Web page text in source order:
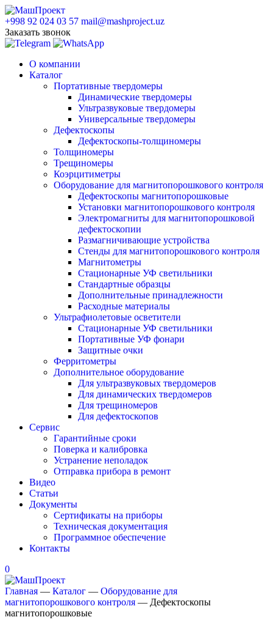
+998 92 024 03 57 mail@mashproject.uz
Заказать звонок
О компании
Каталог
Портативные твердомеры
Динамические твердомеры
Ультразвуковые твердомеры
Универсальные твердомеры
Дефектоскопы
Дефектоскопы-толщиномеры
Толщиномеры
Трещиномеры
Коэрцитиметры
Оборудование для магнитопорошкового контроля
Дефектоскопы магнитопорошковые
Установки магнитопорошкового контроля
Электромагниты для магнитопорошковой
дефектоскопии
Размагничивающие устройства
Стенды для магнитопорошкового контроля
Магнитометры
Стационарные УФ светильники
Стандартные образцы
Дополнительные принадлежности
Расходные материалы
Ультрафиолетовые осветители
Стационарные УФ светильники
Портативные УФ фонари
Защитные очки
Ферритометры
Дополнительное оборудование
Для ультразвуковых твердомеров
Для динамических твердомеров
Для трещиномеров
Для дефектоскопов
Сервис
Гарантийные сроки
Поверка и калибровка
Устранение неполадок
Отправка прибора в ремонт
Видео
Статьи
Документы
Сертификаты на приборы
Техническая документация
Программное обеспечение
Контакты
0
Главная — Каталог — Оборудование для
магнитопорошкового контроля — Дефектоскопы
магнитопорошковые